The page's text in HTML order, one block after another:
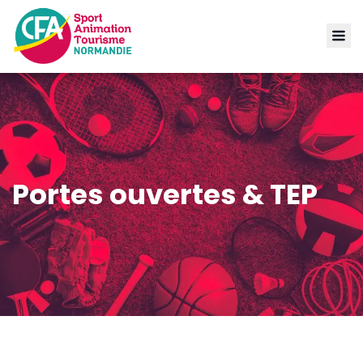
Portes ouvertes & TEP